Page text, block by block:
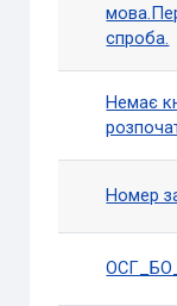
спроба.
Немає
Номер